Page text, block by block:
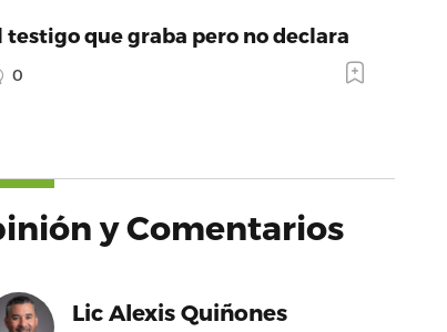
testigo que graba pero no declara
0
y Comentarios
Lic Alexis Quiñones